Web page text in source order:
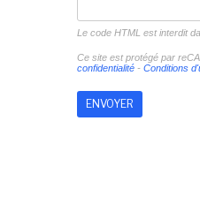
Le code HTML est interdit
Ce site est protégé par
confidentialité- Conditions